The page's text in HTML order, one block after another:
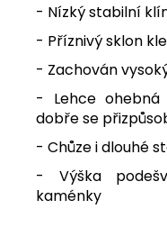
- Nízký stabilní
- Příznivý sklon
- Zachován
- Lehce ohebná
dobře se
- Chůze i dlouhé
- Výška
kaménky